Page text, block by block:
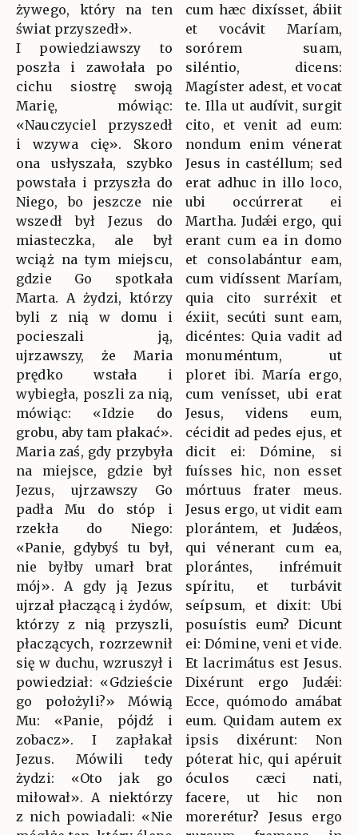
żywego, który na ten
świat przyszedł».
I powiedziawszy to
poszła i zawołała po
cichu siostrę swoją
Marię, mówiąc:
«Nauczyciel przyszedł
i wzywa cię». Skoro
ona usłyszała, szybko
powstała i przyszła do
Niego, bo jeszcze nie
wszedł był Jezus do
miasteczka, ale był
wciąż na tym miejscu,
gdzie Go spotkała
Marta. A żydzi, którzy
byli z nią w domu i
pocieszali ją,
ujrzawszy, że Maria
prędko wstała i
wybiegła, poszli za nią,
mówiąc: «Idzie do
grobu, aby tam płakać».
Maria zaś, gdy przybyła
na miejsce, gdzie był
Jezus, ujrzawszy Go
padła Mu do stóp i
rzekła do Niego:
«Panie, gdybyś tu był,
nie byłby umarł brat
mój». A gdy ją Jezus
ujrzał płaczącą i żydów,
którzy z nią przyszli,
płaczących, rozrzewnił
się w duchu, wzruszył i
powiedział: «Gdzieście
go położyli?» Mówią
Mu: «Panie, pójdź i
zobacz». I zapłakał
Jezus. Mówili tedy
żydzi: «Oto jak go
miłował». A niektórzy
z nich powiadali: «Nie
cum hæc dixísset, ábiit
et vocávit Maríam,
sorórem suam,
siléntio, dicens:
Magíster adest, et vocat
te. Illa ut audívit, surgit
cito, et venit ad eum:
nondum enim vénerat
Jesus in castéllum; sed
erat adhuc in illo loco,
ubi occúrrerat ei
Martha. Judǽi ergo, qui
erant cum ea in domo
et consolabántur eam,
cum vidíssent Maríam,
quia cito surréxit et
éxiit, secúti sunt eam,
dicéntes: Quia vadit ad
monuméntum, ut
ploret ibi. María ergo,
cum venísset, ubi erat
Jesus, videns eum,
cécidit ad pedes ejus, et
dicit ei: Dómine, si
fuísses hic, non esset
mórtuus frater meus.
Jesus ergo, ut vidit eam
plorántem, et Judǽos,
qui vénerant cum ea,
plorántes, infrémuit
spíritu, et turbávit
seípsum, et dixit: Ubi
posuístis eum? Dicunt
ei: Dómine, veni et vide.
Et lacrimátus est Jesus.
Dixérunt ergo Judǽi:
Ecce, quómodo amábat
eum. Quidam autem ex
ipsis dixérunt: Non
póterat hic, qui apéruit
óculos cæci nati,
facere, ut hic non
morerétur? Jesus ergo